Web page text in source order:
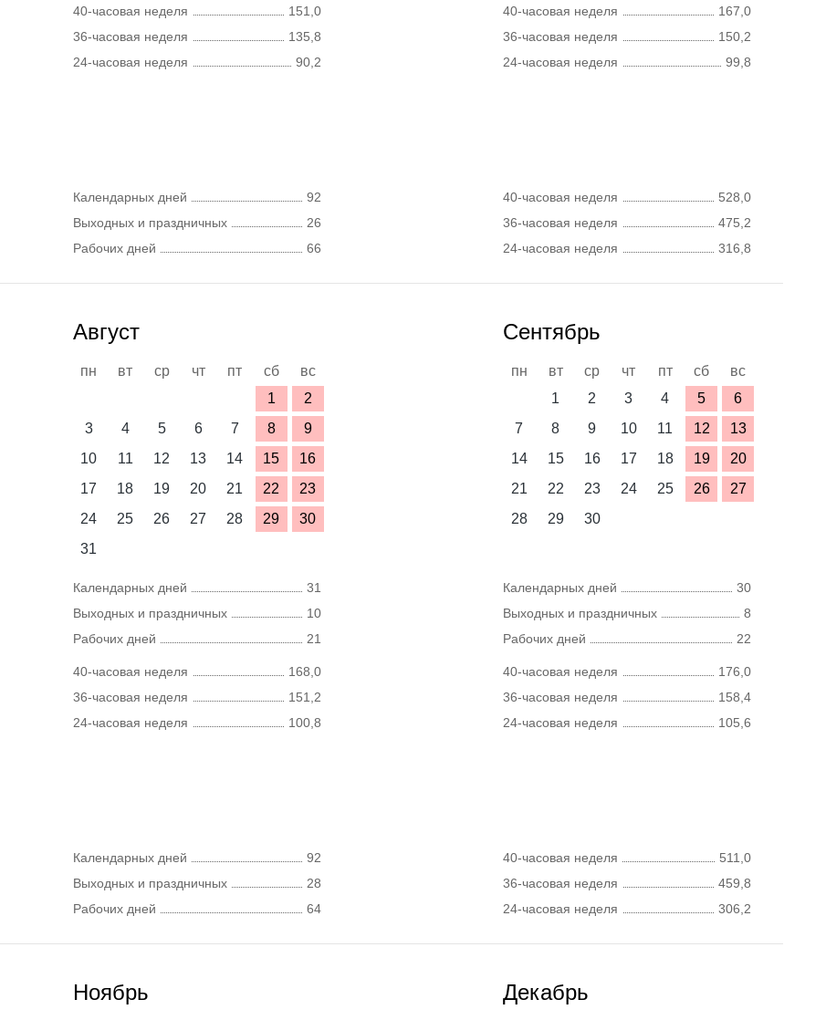
40-часовая неделя
151,0
36-часовая неделя
135,8
24-часовая неделя
90,2
40-часовая неделя
167,0
36-часовая неделя
150,2
24-часовая неделя
99,8
Календарных дней
92
Выходных и праздничных
26
Рабочих дней
66
40-часовая неделя
528,0
36-часовая неделя
475,2
24-часовая неделя
316,8
Август
пн вт ср чт пт сб
вс
1
2
3
4 5 6 7 8
9
10
11 12 13 14 15
16
17
18 19 20 21 22
23
24
25 26 27 28 29
30
31
Календарных дней
31
Выходных и праздничных
10
Рабочих дней
21
40-часовая неделя
168,0
36-часовая неделя
151,2
24-часовая неделя
100,8
Сентябрь
пн вт ср чт пт сб
вс
1
2 3 4 5
6
7
8 9 10 11 12
13
14
15 16 17 18 19
20
21
22 23 24 25 26
27
28
29 30
Календарных дней
30
Выходных и праздничных
8
Рабочих дней
22
40-часовая неделя
176,0
36-часовая неделя
158,4
24-часовая неделя
105,6
Календарных дней
92
Выходных и праздничных
28
Рабочих дней
64
40-часовая неделя
511,0
36-часовая неделя
459,8
24-часовая неделя
306,2
Ноябрь Декабрь